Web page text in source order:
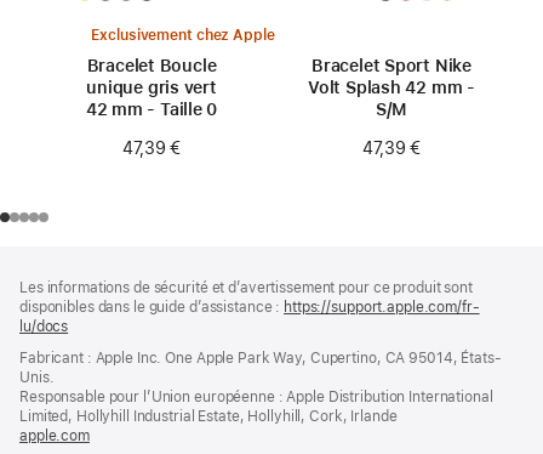
Exclusivement chez Apple
Bracelet Boucle
unique gris vert
42 mm - Taille 0
47,39 €
Bracelet Sport Nike
Volt Splash 42 mm -
S/M
47,39 €
de
page
de
bas
page
Les informations de sécurité et d’avertissement pour ce produit sont
disponibles dans le guide d’assistance : https://support.apple.com/fr-
lu/docs
une
fenêtre)
Fabricant : Apple Inc. One Apple Park Way, Cupertino, CA 95014, États-
Unis.
Responsable pour l’Union européenne : Apple Distribution International
Limited, Hollyhill Industrial Estate, Hollyhill, Cork, Irlande
apple.com(s’ouvre